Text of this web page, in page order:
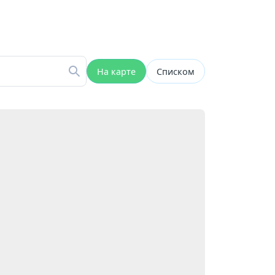
На карте Списком